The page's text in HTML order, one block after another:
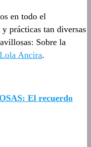
en todo el
prácticas tan diversas
Sobre la
Lola Ancira.
El recuerdo